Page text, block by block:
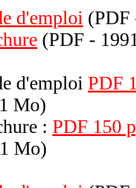
d'emploi (PDF
(PDF -
d'emploi PDF
Mo)
: PDF 150
Mo)